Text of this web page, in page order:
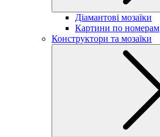
Діамантові мозаїки
Картини по номерам
Конструктори та мозаїки